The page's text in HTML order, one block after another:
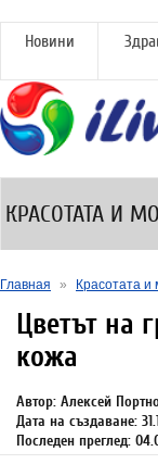
Новини
КРАСОТАТА И
Главная » Красотата и
Цветът на
кожа
Автор: Алексей
Дата на създаване:
Последен преглед: